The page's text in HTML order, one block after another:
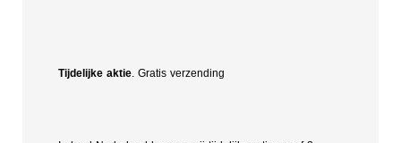
Tijdelijke aktie. Gratis verzending